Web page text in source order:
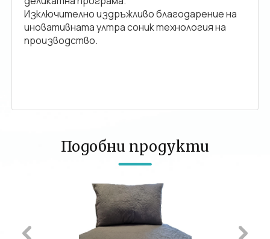
Изключително издръжливо благодарение на
иновативната ултра соник технология на
производство.
Подобни продукти